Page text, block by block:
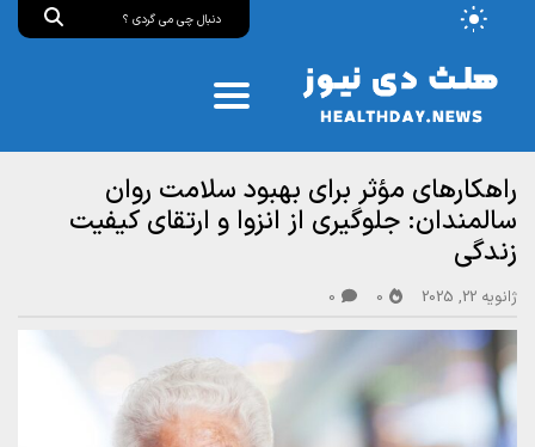
راهکارهای مؤثر برای بهبود سلامت روان
سالمندان: جلوگیری از انزوا و ارتقای کیفیت
زندگی
ژانویه 22, 2025 0
0